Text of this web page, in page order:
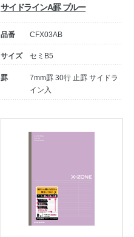
サイドラインA罫 ブルー
品番 CFX03AB
サイズ セミB5
罫
7mm罫 30行 止罫 サイドラ
イン入